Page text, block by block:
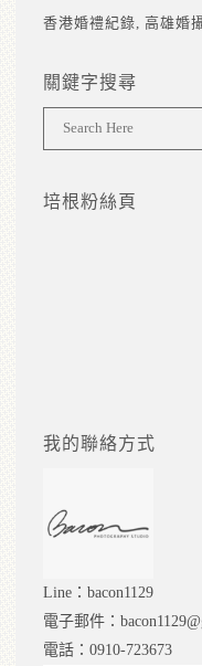
香港婚禮紀錄 高雄婚
關鍵字搜尋
培根粉絲頁
我的聯絡方式
Line：bacon1129
電子郵件：
電話：0910-723673